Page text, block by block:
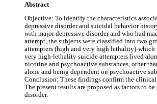
Abstract
Objective: To identify the characteristics
depressive disorder and suicidal behavior
with major depressive disorder and who had
attempt, the subjects were classified into two
attempters (high and very high lethality)-which
very high-lethality suicide attempters lived
nicotine and psychoactive substances, other
alone and being dependent on psychoactive
Conclusion: These findings confirm the
The present results are proposed as factors to
disorder.